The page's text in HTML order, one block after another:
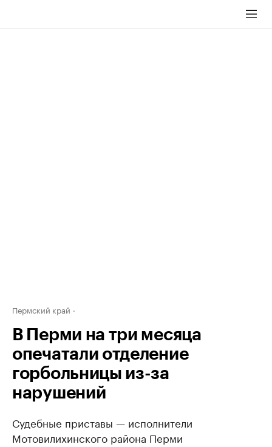
Пермский край
В Перми на три месяца
опечатали отделение
горбольницы из-за
нарушений
Судебные приставы — исполнители
Мотовилихинского района Перми